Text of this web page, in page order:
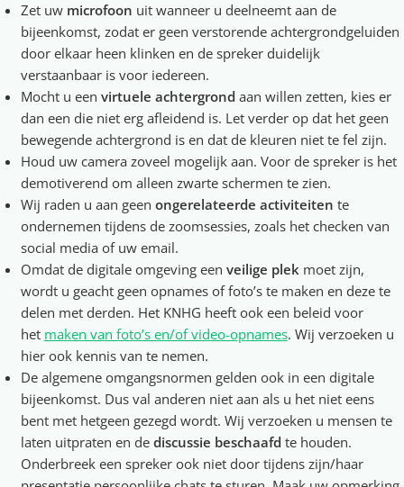
Zet uw microfoon uit wanneer u deelneemt aan de
bijeenkomst, zodat er geen verstorende achtergrondgeluiden
door elkaar heen klinken en de spreker duidelijk
verstaanbaar is voor iedereen.
Mocht u een virtuele achtergrond aan willen zetten, kies er
dan een die niet erg afleidend is. Let verder op dat het geen
bewegende achtergrond is en dat de kleuren niet te fel zijn.
Houd uw camera zoveel mogelijk aan. Voor de spreker is het
demotiverend om alleen zwarte schermen te zien.
Wij raden u aan geen ongerelateerde activiteiten te
ondernemen tijdens de zoomsessies, zoals het checken van
social media of uw email.
Omdat de digitale omgeving een veilige plekmoet zijn,
wordt u geacht geen opnames of foto’s te maken en deze te
delen met derden. Het KNHG heeft ook een beleid voor
het maken van foto’s en/of video-opnames. Wij verzoeken u
hier ook kennis van te nemen.
De algemene omgangsnormen gelden ook in een digitale
bijeenkomst. Dus val anderen niet aan als u het niet eens
bent met hetgeen gezegd wordt. Wij verzoeken u mensen te
laten uitpraten en de discussie beschaafd te houden.
Onderbreek een spreker ook niet door tijdens zijn/haar